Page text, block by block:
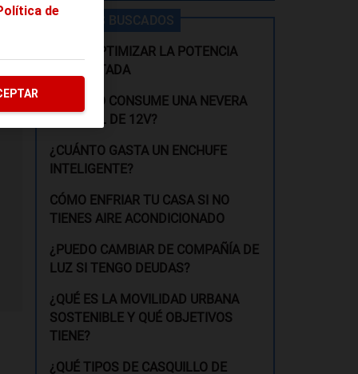
LOS MÁS BUSCADOS
CÓMO OPTIMIZAR LA POTENCIA
CONTRATADA
¿CUÁNTO CONSUME UNA NEVERA
PORTÁTIL DE 12V?
¿CUÁNTO GASTA UN ENCHUFE
INTELIGENTE?
CÓMO ENFRIAR TU CASA SI NO
TIENES AIRE ACONDICIONADO
¿PUEDO CAMBIAR DE COMPAÑÍA DE
LUZ SI TENGO DEUDAS?
¿QUÉ ES LA MOVILIDAD URBANA
SOSTENIBLE Y QUÉ OBJETIVOS
TIENE?
¿QUÉ TIPOS DE CASQUILLO DE
de